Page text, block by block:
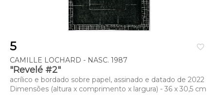
favorite_border
5
CAMILLE LOCHARD - NASC. 1987
"Revelé #2"
acrílico e bordado sobre papel, assinado e datado de 2022
Dimensões (altura x comprimento x largura) - 36 x 30,5 cm